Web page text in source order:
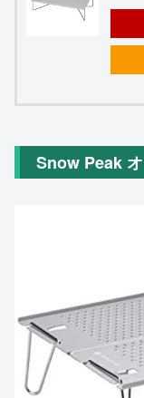
Snow Peak